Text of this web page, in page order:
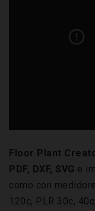
Floor Plant
PDF, DXF, SVG e
como con
120c, PLR 30c,